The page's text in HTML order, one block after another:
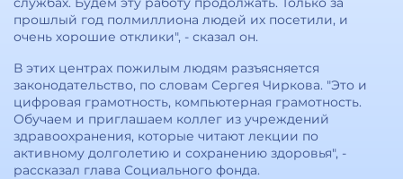
прошлый год полмиллиона людей их посетили, и
очень хорошие отклики", - сказал он.
В этих центрах пожилым людям разъясняется
законодательство, по словам Сергея Чиркова. "Это и
цифровая грамотность, компьютерная грамотность.
Обучаем и приглашаем коллег из учреждений
здравоохранения, которые читают лекции по
активному долголетию и сохранению здоровья", -
рассказал глава Социального фонда.